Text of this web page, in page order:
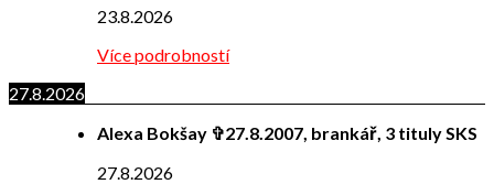
23.8.2026
Více podrobností
27.8.2026
Alexa Bokšay ✞27.8.2007, brankář, 3 tituly SKS
27.8.2026